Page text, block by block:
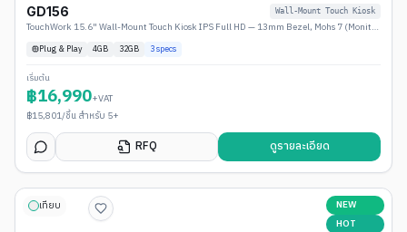
GD156 Wall-Mount Touch Kiosk
TouchWork 15.6" Wall-Mount Touch Kiosk IPS Full HD — 13mm Bezel, Mohs 7 (Monitor / Android / Windows)
Plug & Play 4GB 32GB 3specs
เริ่มต้น
฿16,990+VAT
฿15,801/ชิ้น สำหรับ 5+
RFQ ดูรายละเอียด
เทียบ
NEW
HOT